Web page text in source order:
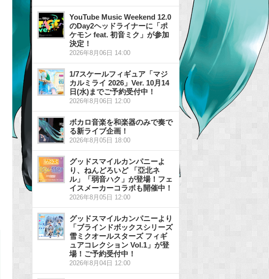
YouTube Music Weekend 12.0
のDay2ヘッドライナーに「ポ
ケモン feat. 初音ミク」が参加
決定！
2026年8月06日 14:00
1/7スケールフィギュア「マジ
カルミライ 2026」Ver. 10月14
日(水)までご予約受付中！
2026年8月06日 12:00
ボカロ音楽を和楽器のみで奏で
る新ライブ企画！
2026年8月05日 18:00
グッドスマイルカンパニーよ
り、ねんどろいど 「亞北ネ
ル」「弱音ハク」が登場！フェ
イスメーカーコラボも開催中！
2026年8月05日 12:00
グッドスマイルカンパニーより
「ブラインドボックスシリーズ
雪ミクオールスターズ フィギ
ュアコレクション Vol.1」が登
場！ご予約受付中！
2026年8月04日 12:00